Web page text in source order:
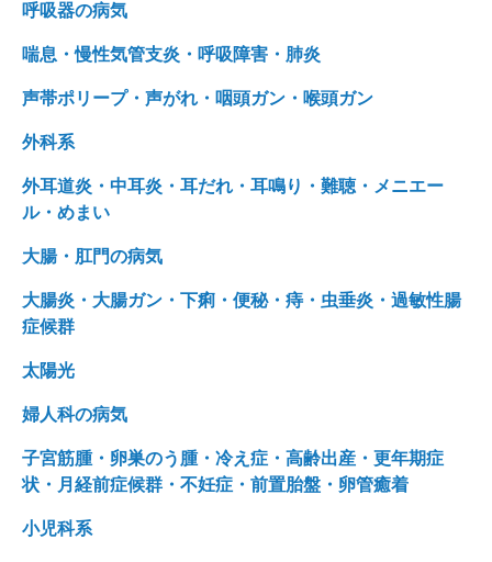
呼吸器の病気
喘息・慢性気管支炎・呼吸障害・肺炎
声帯ポリープ・声がれ・咽頭ガン・喉頭ガン
外科系
外耳道炎・中耳炎・耳だれ・耳鳴り・難聴・メニエー
ル・めまい
大腸・肛門の病気
大腸炎・大腸ガン・下痢・便秘・痔・虫垂炎・過敏性腸
症候群
太陽光
婦人科の病気
子宮筋腫・卵巣のう腫・冷え症・高齢出産・更年期症
状・月経前症候群・不妊症・前置胎盤・卵管癒着
小児科系